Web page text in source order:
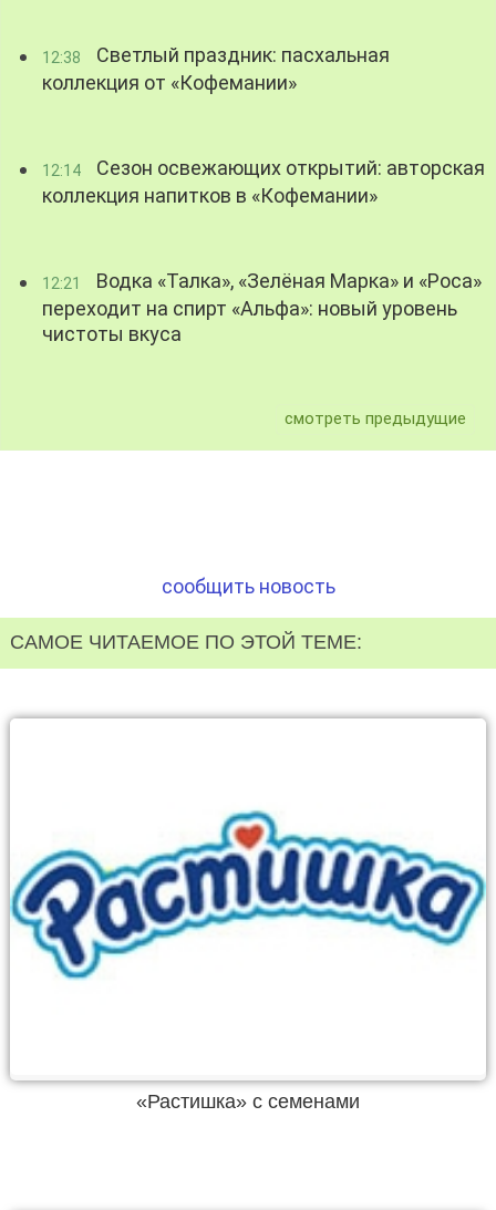
12:38
Светлый праздник: пасхальная
коллекция от «Кофемании»
12:14
Сезон освежающих открытий: авторская
коллекция напитков в «Кофемании»
12:21
Водка «Талка», «Зелёная Марка» и «Роса»
переходит на спирт «Альфа»: новый уровень
чистоты вкуса
смотреть предыдущие
сообщить новость
САМОЕ ЧИТАЕМОЕ ПО ЭТОЙ ТЕМЕ:
«Растишка» с семенами